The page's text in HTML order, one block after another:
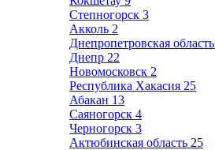
Степногорск 3
Акколь 2
Днепропетровская область
Днепр 22
Новомосковск 2
Республика Хакасия 25
Абакан 13
Саяногорск 4
Черногорск 3
Актюбинская область 25